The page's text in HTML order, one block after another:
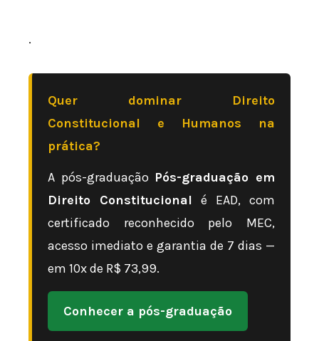
.
Quer dominar Direito
Constitucional e Humanos na
prática?
A pós-graduação Pós-graduação em
Direito Constitucional é EAD, com
certificado reconhecido pelo MEC,
acesso imediato e garantia de 7 dias —
em 10x de R$ 73,99.
Conhecer a pós-graduação